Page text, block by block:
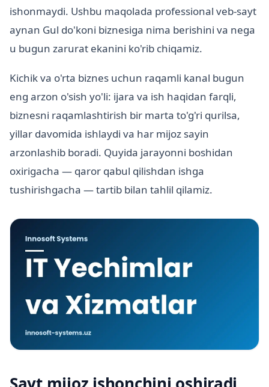
ishonmaydi. Ushbu maqolada professional veb-sayt
aynan Gul do'koni biznesiga nima berishini va nega
u bugun zarurat ekanini ko'rib chiqamiz.
Kichik va o'rta biznes uchun raqamli kanal bugun
eng arzon o'sish yo'li: ijara va ish haqidan farqli,
biznesni raqamlashtirish bir marta to'g'ri qurilsa,
yillar davomida ishlaydi va har mijoz sayin
arzonlashib boradi. Quyida jarayonni boshidan
oxirigacha — qaror qabul qilishdan ishga
tushirishgacha — tartib bilan tahlil qilamiz.